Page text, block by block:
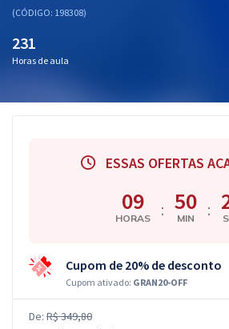
(CÓDIGO: 198308)
231
Horas de aula
ESSAS OFERTAS
09
HORAS : 50
MIN :
Cupom de 20% de desconto
Cupom ativado: GRAN20-OFF
De: R$ 349,80